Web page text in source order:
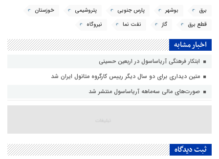
برق بوشهر پارس جنوبی پتروشیمی
خوزستان
قطع برق
گاز نفت نما نیروگاه
اخبار مشابه
ابتکار فرهنگی آریاساسول در اربعین حسینی
متین دیداری برای دو سال دیگر رییس کارگروه متانول ایران شد
صورت‌های مالی سه‌ماهه آریاساسول منتشر شد
ثبت دیدگاه